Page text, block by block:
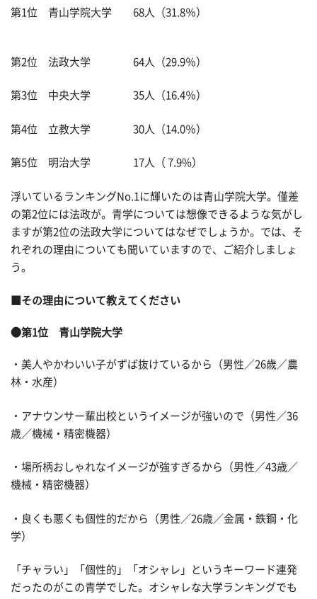
第1位 青山学院大学 68人（31.8％）
第2位 法政大学 64人（29.9％）
第3位 中央大学 35人（16.4％）
第4位 立教大学 30人（14.0％）
第5位 明治大学 17人（ 7.9%）
浮いているランキングNo.1に輝いたのは青山学院大学。僅差
の第2位には法政が。青学については想像できるような気がし
ますが第2位の法政大学についてはなぜでしょうか。では、そ
れぞれの理由についても聞いていますので、ご紹介しましょ
う。
■その理由について教えてください
●第1位 青山学院大学
・美人やかわいい子がずば抜けているから（男性／26歳／農
林・水産）
・アナウンサー輩出校というイメージが強いので（男性／36
歳／機械・精密機器）
・場所柄おしゃれなイメージが強すぎるから（男性／43歳／
機械・精密機器）
・良くも悪くも個性的だから（男性／26歳／金属・鉄鋼・化
学）
「チャラい」「個性的」「オシャレ」というキーワード連発
だったのがこの青学でした。オシャレな大学ランキングでも